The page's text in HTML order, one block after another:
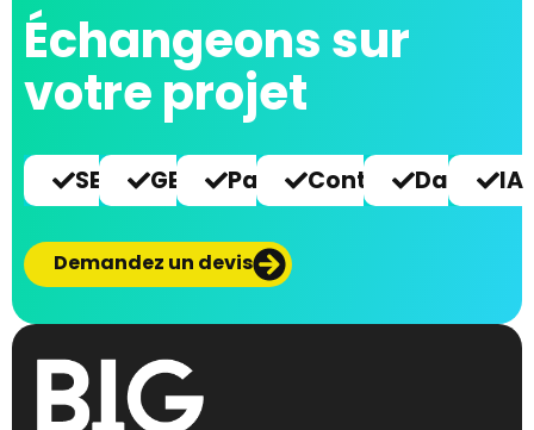
Échangeons sur
votre projet
SEO GEO Paid Content Data IA
Demandez un devis